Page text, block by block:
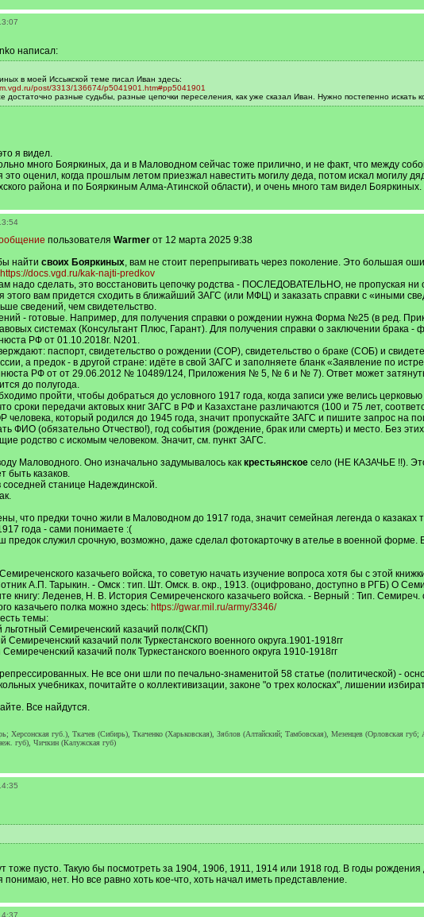
написал:
в моей Иссыкской теме писал Иван здесь:
post/3313/136674/p5041901.htm#pp5041901
достаточно разные судьбы, разные цепочки переселения, как уже сказал Иван. Нужно постепенно
я видел.
много Бояркиных, да и в Маловодном сейчас тоже прилично, и не факт, что между
это оценил, когда прошлым летом приезжал навестить могилу деда, потом искал могилу
района и по Бояркиным Алма-Атинской области), и очень много там видел
пользователя Warmerот 12 марта 2025 9:38
найти своих Бояркиных, вам не стоит перепрыгивать через поколение. Это большая
https://docs.vgd.ru/kak-najti-predkov
надо сделать, это восстановить цепочку родства - ПОСЛЕДОВАТЕЛЬНО, не пропуская ни
этого вам придется сходить в ближайший ЗАГС (или МФЦ) и заказать справки с «иными
сведений, чем свидетельство.
- готовые. Например, для получения справки о рождении нужна Форма №25 (в ред.
системах (Консультант Плюс, Гарант). Для получения справки о заключении
РФ от 01.10.2018г. N201.
паспорт, свидетельство о рождении (СОР), свидетельство о браке (СОБ) и
а предок - в другой стране: идёте в свой ЗАГС и заполняете бланк «Заявление по
РФ от от 29.06.2012 № 10489/124, Приложения № 5, № 6 и № 7). Ответ может
до полугода.
пройти, чтобы добраться до условного 1917 года, когда записи уже велись
сроки передачи актовых книг ЗАГС в РФ и Казахстане различаются (100 и 75 лет,
человека, который родился до 1945 года, значит пропускайте ЗАГС и пишите запрос на
ФИО (обязательно Отчество!), год события (рождение, брак или смерть) и место. Без
родство с искомым человеком. Значит, см. пункт ЗАГС.
Маловодного. Оно изначально задумывалось как крестьянскоесело (НЕ КАЗАЧЬЕ !!).
быть казаков.
соседней станице Надеждинской.
что предки точно жили в Маловодном до 1917 года, значит семейная легенда о
года - сами понимаете :(
предок служил срочную, возможно, даже сделал фотокарточку в ателье в военной
казачьего войска, то советую начать изучение вопроса хотя бы с этой
А.П. Тарыкин. - Омск : тип. Шт. Омск. в. окр., 1913. (оцифровано, доступно в РГБ) О
книгу: Леденев, Н. В. История Семиреченского казачьего войска. - Верный : Тип.
казачьего полка можно здесь: https://gwar.mil.ru/army/3346/
темы:
Семиреченский казачий полк(СКП)
казачий полк Туркестанского военного округа.1901-1918гг
казачий полк Туркестанского военного округа 1910-1918гг
Не все они шли по печально-знаменитой 58 статье (политической) -
учебниках, почитайте о коллективизации, законе "о трех колосках", лишении
Все найдутся.
Херсонская губ.), Ткачев (Сибирь), Ткаченко (Харьковская), Зяблов (Алтайский; Тамбовская), Мезенцев (Орловская
губ), Чичкин (Калужская губ)
тоже пусто. Такую бы посмотреть за 1904, 1906, 1911, 1914 или 1918 год. В годы рождения
понимаю, нет. Но все равно хоть кое-что, хоть начал иметь представление.